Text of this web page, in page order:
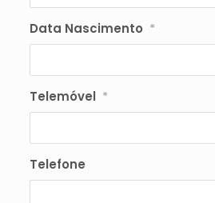
Data Nascimento *
Telemóvel *
Telefone